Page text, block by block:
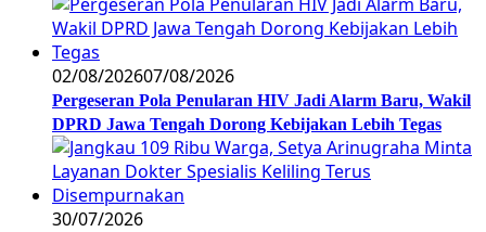
02/08/202607/08/2026
Pergeseran Pola Penularan HIV Jadi Alarm Baru, Wakil
DPRD Jawa Tengah Dorong Kebijakan Lebih Tegas
30/07/2026